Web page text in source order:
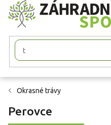
Prejsť
na
obsah
Okrasné trávy
Perovce